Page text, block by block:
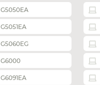
G5050EA
G5051EA
G5060EG
G6000
G6091EA